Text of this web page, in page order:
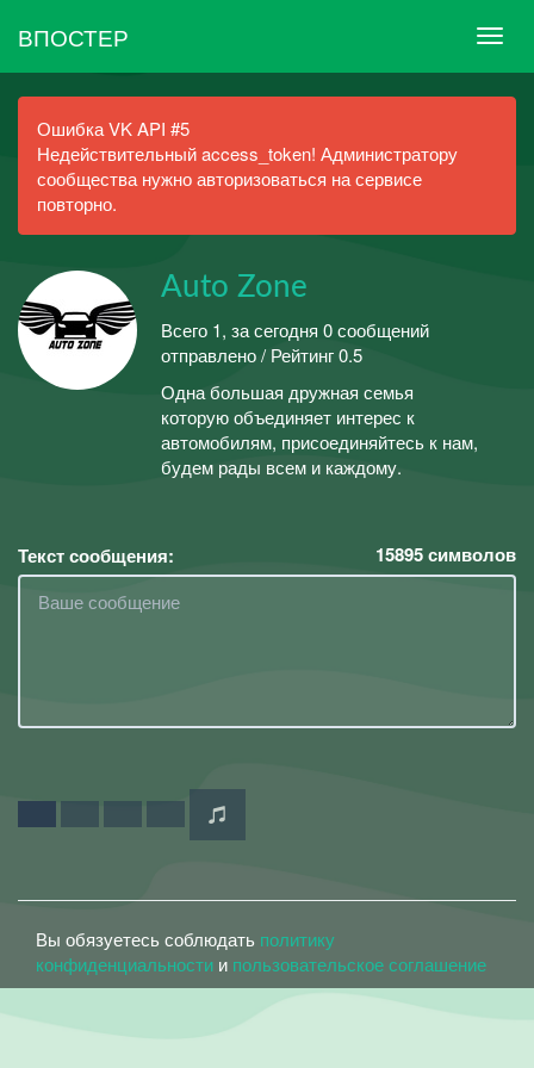
ВПОСТЕР
Ошибка VK API #5
Недействительный access_token! Администратору
сообщества нужно авторизоваться на сервисе
повторно.
Auto Zone
Всего 1, за сегодня 0 сообщений
отправлено / Рейтинг 0.5
Одна большая дружная семья
которую объединяет интерес к
автомобилям, присоединяйтесь к нам,
будем рады всем и каждому.
Текст сообщения: 15895символов
Вы обязуетесь соблюдать политику
конфиденциальности и пользовательское соглашение